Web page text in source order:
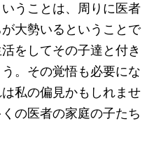
うことは、周りに医者
大勢いるということで
をしてその子達と付き
。その覚悟も必要にな
私の偏見かもしれませ
の医者の家庭の子たち